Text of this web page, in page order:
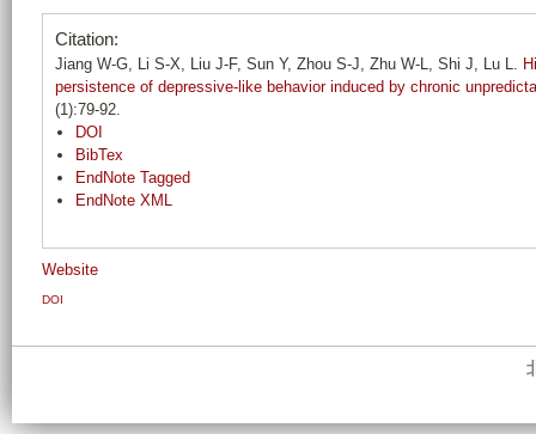
Citation:
Jiang W-G, Li S-X, Liu J-F, Sun Y, Zhou S-J, Zhu W-L, Shi J, Lu L.
persistence of depressive-like behavior induced by chronic
(1):79-92.
DOI
BibTex
EndNote Tagged
EndNote XML
Website
DOI